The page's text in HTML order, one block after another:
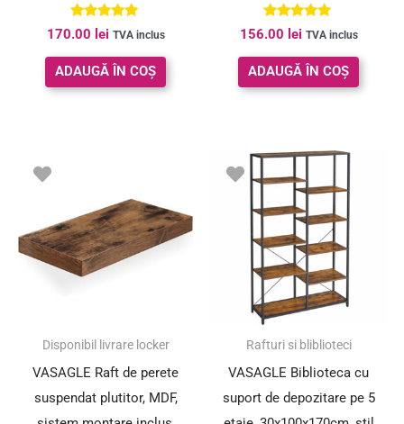
maro rustic si negru
Evaluat la
5.00
din 5
170.00 lei TVA inclus
ADAUGĂ ÎN COȘ
Evaluat la
5.00
din 5
156.00 lei TVA inclus
ADAUGĂ ÎN COȘ
Disponibil livrare locker
VASAGLE Raft de perete
suspendat plutitor, MDF,
Rafturi si bliblioteci
VASAGLE Biblioteca cu
suport de depozitare pe 5